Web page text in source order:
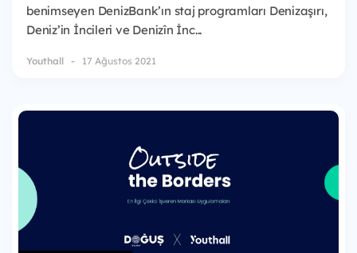
benimseyen DenizBank’ın staj programları Denizaşırı,
Deniz’in İncileri ve Denizîn İnc...
Youthall 17 Ağustos 2021